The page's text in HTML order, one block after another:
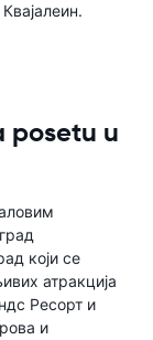
posetu u
који се
атракција
Ресорт и
и